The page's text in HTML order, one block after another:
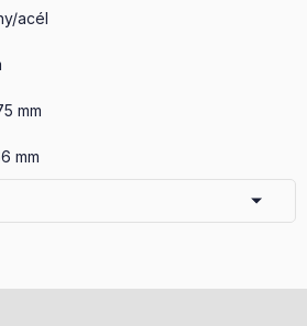
acél
mm
mm